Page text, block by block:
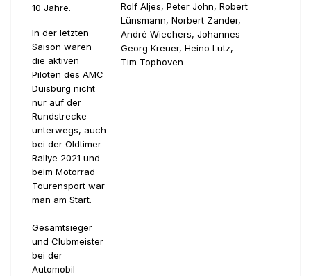
10 Jahre.
In der letzten
Saison waren
die aktiven
Piloten des AMC
Duisburg nicht
nur auf der
Rundstrecke
unterwegs, auch
bei der Oldtimer-
Rallye 2021 und
beim Motorrad
Tourensport war
man am Start.
Gesamtsieger
und Clubmeister
bei der
Automobil
Rolf Aljes, Peter John, Robert
Lünsmann, Norbert Zander,
André Wiechers, Johannes
Georg Kreuer, Heino Lutz,
Tim Tophoven